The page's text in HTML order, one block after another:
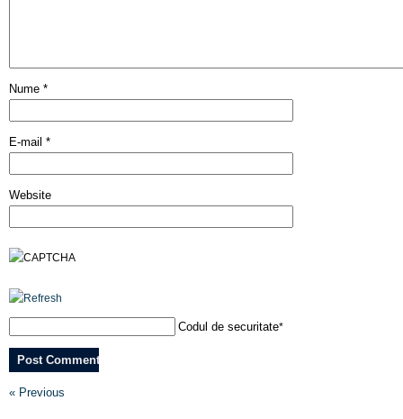
Nume *
E-mail *
Website
Codul de securitate*
« Previous